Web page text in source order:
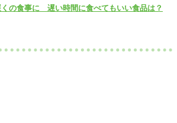
の食事に 遅い時間に食べてもいい食品は？